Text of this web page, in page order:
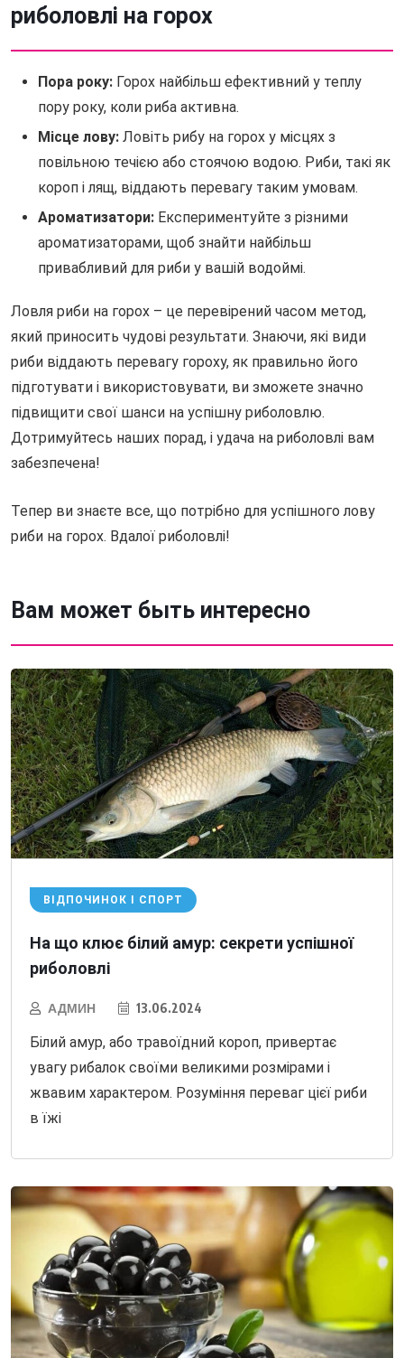
риболовлі на горох
Пора року: Горох найбільш ефективний у теплу
пору року, коли риба активна.
Місце лову: Ловіть рибу на горох у місцях з
повільною течією або стоячою водою. Риби, такі як
короп і лящ, віддають перевагу таким умовам.
Ароматизатори: Експериментуйте з різними
ароматизаторами, щоб знайти найбільш
привабливий для риби у вашій водоймі.
Ловля риби на горох – це перевірений часом метод,
який приносить чудові результати. Знаючи, які види
риби віддають перевагу гороху, як правильно його
підготувати і використовувати, ви зможете значно
підвищити свої шанси на успішну риболовлю.
Дотримуйтесь наших порад, і удача на риболовлі вам
забезпечена!
Тепер ви знаєте все, що потрібно для успішного лову
риби на горох. Вдалої риболовлі!
Вам может быть интересно
ВІДПОЧИНОК І СПОРТ
На що клює білий амур: секрети успішної
риболовлі
АДМИН 13.06.2024
Білий амур, або травоїдний короп, привертає
увагу рибалок своїми великими розмірами і
жвавим характером. Розуміння переваг цієї риби
в їжі